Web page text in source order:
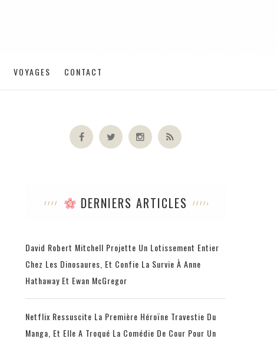
VOYAGES CONTACT
DERNIERS ARTICLES
David Robert Mitchell Projette Un Lotissement Entier
Chez Les Dinosaures, Et Confie La Survie À Anne
Hathaway Et Ewan McGregor
Netflix Ressuscite La Première Héroïne Travestie Du
Manga, Et Elle A Troqué La Comédie De Cour Pour Un